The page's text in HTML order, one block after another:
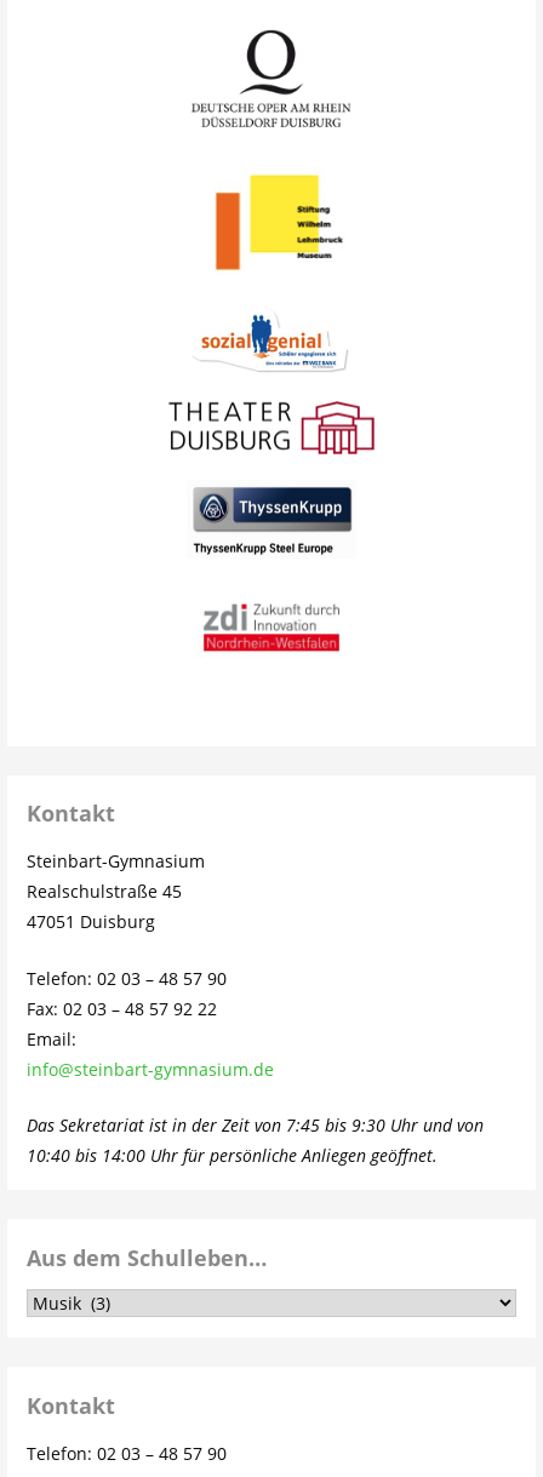
Kontakt
Steinbart-Gymnasium
Realschulstraße 45
47051 Duisburg
Telefon: 02 03 – 48 57 90
Fax: 02 03 – 48 57 92 22
Email:
info@steinbart-gymnasium.de
Das Sekretariat ist in der Zeit von 7:45 bis 9:30 Uhr und von
10:40 bis 14:00 Uhr für persönliche Anliegen geöffnet.
Aus dem Schulleben…
Aus
Kontakt
Telefon: 02 03 – 48 57 90